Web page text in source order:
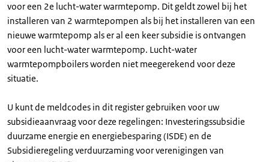
voor een 2e lucht-water warmtepomp. Dit geldt zowel bij het
installeren van 2 warmtepompen als bij het installeren van een
nieuwe warmtepomp als er al een keer subsidie is ontvangen
voor een lucht-water warmtepomp. Lucht-water
warmtepompboilers worden niet meegerekend voor deze
situatie.
U kunt de meldcodes in dit register gebruiken voor uw
subsidieaanvraag voor deze regelingen: Investeringssubsidie
duurzame energie en energiebesparing (ISDE) en de
Subsidieregeling verduurzaming voor verenigingen van